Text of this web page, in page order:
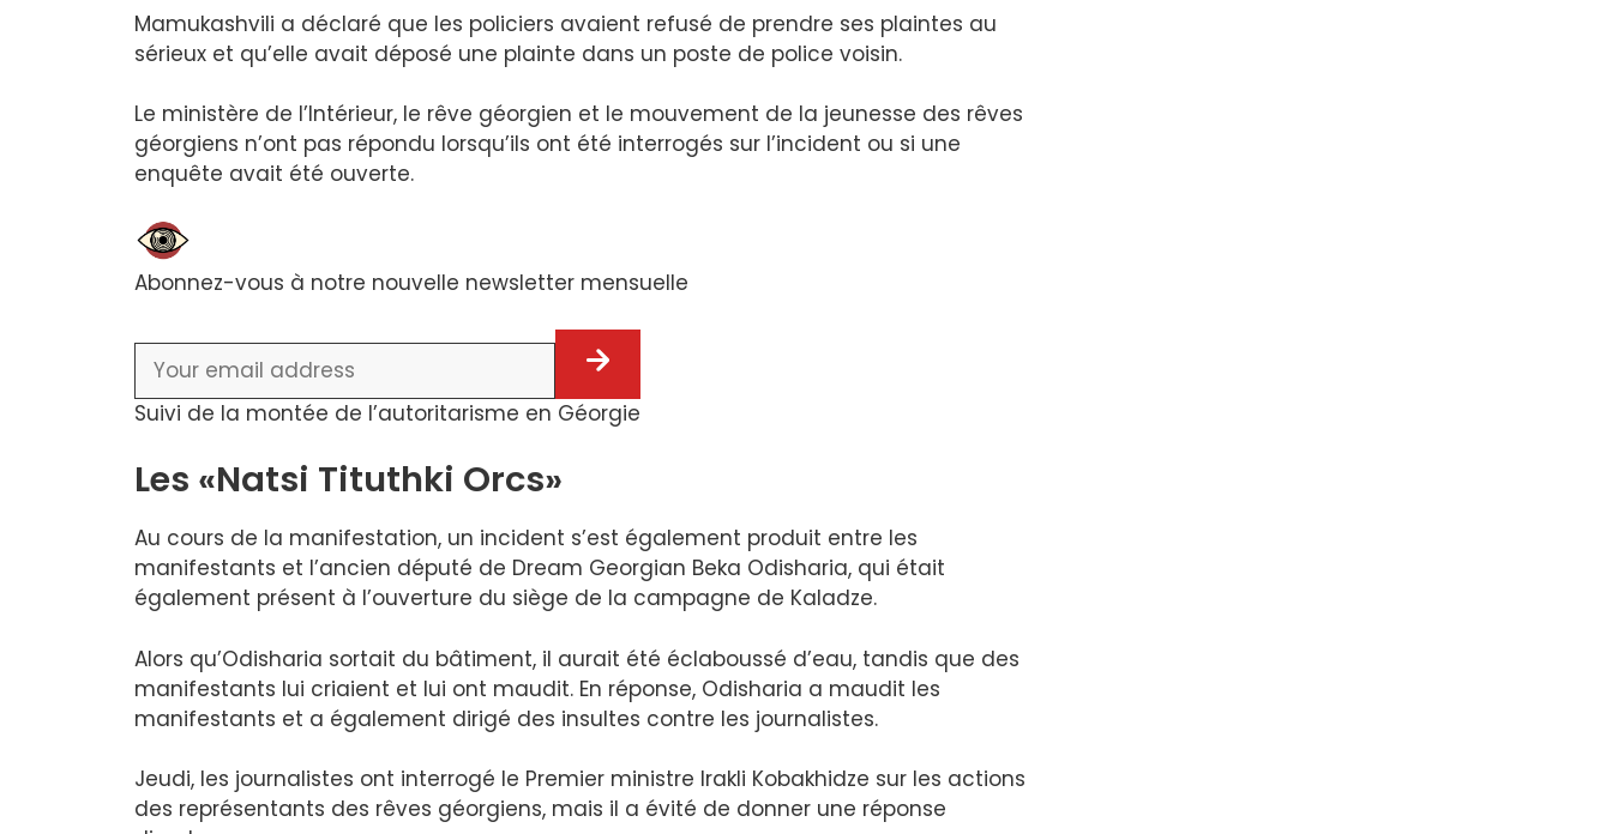
Mamukashvili a déclaré que les policiers avaient refusé de prendre ses plaintes au
sérieux et qu’elle avait déposé une plainte dans un poste de police voisin.
Le ministère de l’Intérieur, le rêve géorgien et le mouvement de la jeunesse des rêves
géorgiens n’ont pas répondu lorsqu’ils ont été interrogés sur l’incident ou si une
enquête avait été ouverte.
Abonnez-vous à notre nouvelle newsletter mensuelle
Suivi de la montée de l’autoritarisme en Géorgie
Les «Natsi Tituthki Orcs»
Au cours de la manifestation, un incident s’est également produit entre les
manifestants et l’ancien député de Dream Georgian Beka Odisharia, qui était
également présent à l’ouverture du siège de la campagne de Kaladze.
Alors qu’Odisharia sortait du bâtiment, il aurait été éclaboussé d’eau, tandis que des
manifestants lui criaient et lui ont maudit. En réponse, Odisharia a maudit les
manifestants et a également dirigé des insultes contre les journalistes.
Jeudi, les journalistes ont interrogé le Premier ministre Irakli Kobakhidze sur les actions
des représentants des rêves géorgiens, mais il a évité de donner une réponse